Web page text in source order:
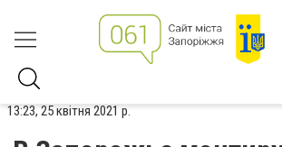
13:23, 25 квітня 2021 р.